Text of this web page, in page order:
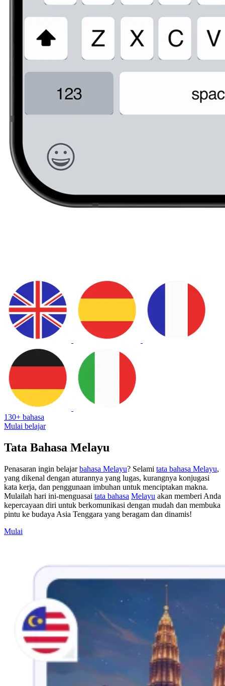
130+ bahasa
Mulai belajar
Tata Bahasa Melayu
Penasaran ingin belajarbahasa Melayu? Selami tata bahasa Melayu,
yang dikenal dengan aturannya yang lugas, kurangnya konjugasi
kata kerja, dan penggunaan imbuhan untuk menciptakan makna.
Mulailah hari ini-menguasai tata bahasa Melayu akan memberi Anda
kepercayaan diri untuk berkomunikasi dengan mudah dan membuka
pintu ke budaya Asia Tenggara yang beragam dan dinamis!
Mulai